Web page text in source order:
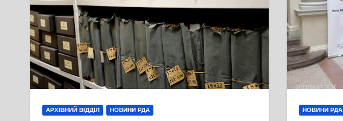
АРХІВНИЙ ВІДДІЛ НОВИНИ РДА НОВИНИ РДА